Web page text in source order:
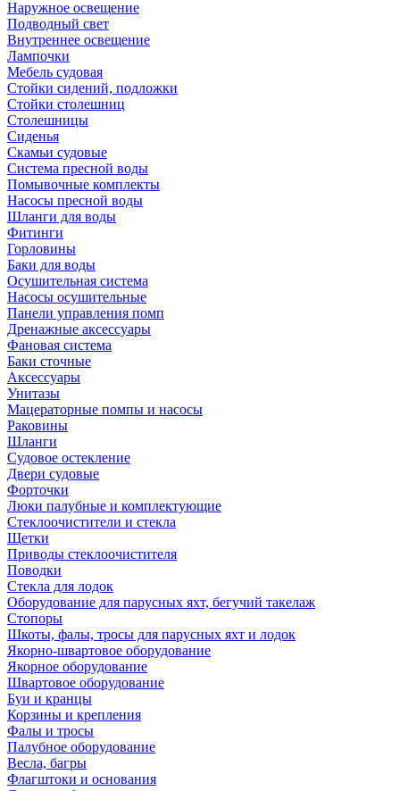
Наружное освещение
Подводный свет
Внутреннее освещение
Лампочки
Мебель судовая
Стойки сидений, подложки
Стойки столешниц
Столешницы
Сиденья
Скамьи судовые
Система пресной воды
Помывочные комплекты
Насосы пресной воды
Шланги для воды
Фитинги
Горловины
Баки для воды
Осушительная система
Насосы осушительные
Панели управления помп
Дренажные аксессуары
Фановая система
Баки сточные
Аксессуары
Унитазы
Мацераторные помпы и насосы
Раковины
Шланги
Судовое остекление
Двери судовые
Форточки
Люки палубные и комплектующие
Стеклоочистители и стекла
Щетки
Приводы стеклоочистителя
Поводки
Стекла для лодок
Оборудование для парусных яхт, бегучий такелаж
Стопоры
Шкоты, фалы, тросы для парусных яхт и лодок
Якорно-швартовое оборудование
Якорное оборудование
Швартовое оборудование
Буи и кранцы
Корзины и крепления
Фалы и тросы
Палубное оборудование
Весла, багры
Флагштоки и основания